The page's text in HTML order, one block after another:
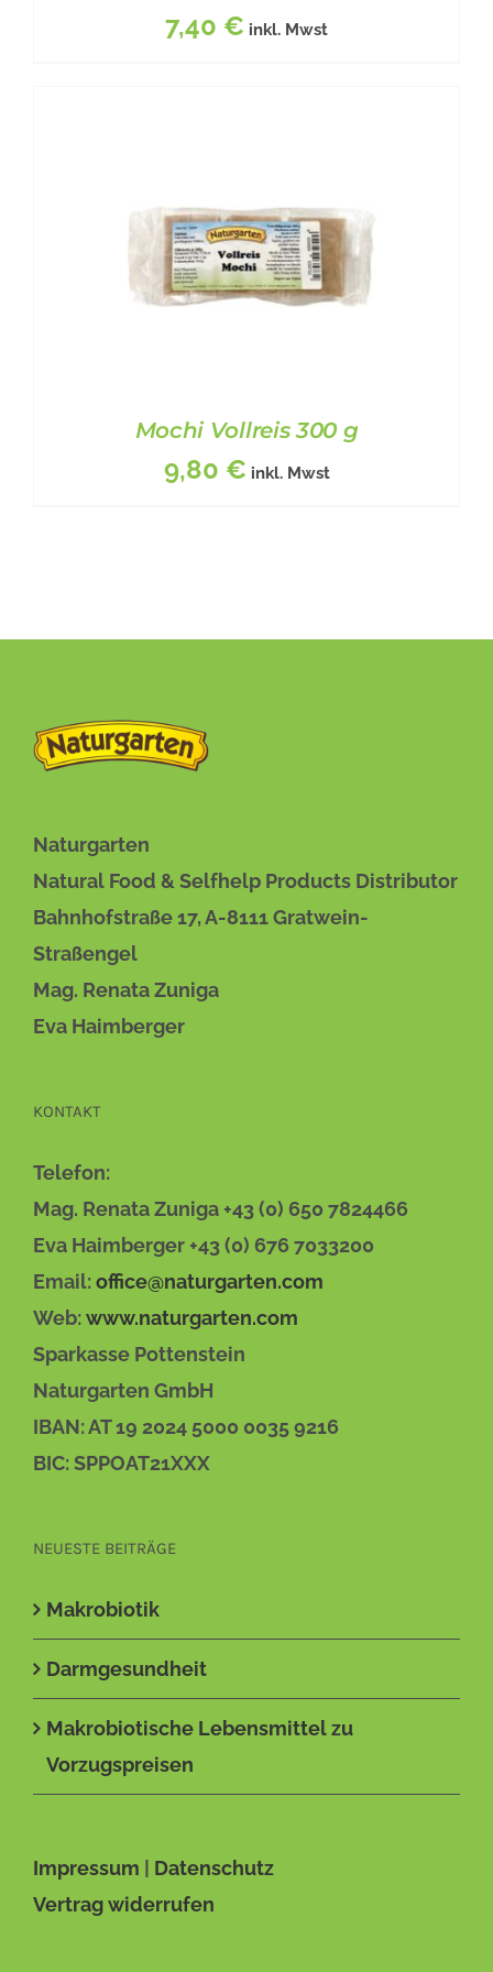
BESCHREIBUNG / DETAILS
7,40 € inkl. Mwst
Mochi Vollreis 300 g
9,80 € inkl. Mwst
Naturgarten
Natural Food & Selfhelp Products Distributor
Bahnhofstraße 17, A-8111 Gratwein-
Straßengel
Mag. Renata Zuniga
Eva Haimberger
KONTAKT
Telefon:
Mag. Renata Zuniga +43 (0) 650 7824466
Eva Haimberger +43 (0) 676 7033200
Email:office@naturgarten.com
Web:www.naturgarten.com
Sparkasse Pottenstein
Naturgarten GmbH
IBAN: AT 19 2024 5000 0035 9216
BIC: SPPOAT21XXX
NEUESTE BEITRÄGE
Makrobiotik
Darmgesundheit
Makrobiotische Lebensmittel zu
Vorzugspreisen
Impressum
Datenschutz
Vertrag widerrufen